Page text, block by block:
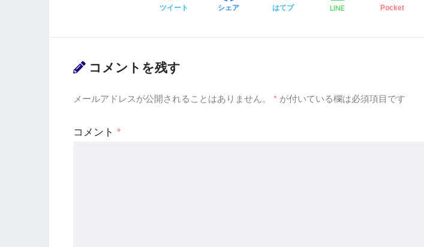
ツイート シェア はてブ LINE Pocket
コメントを残す
メールアドレスが公開されることはありません。 * が付いている欄は必須項目です
コメント *